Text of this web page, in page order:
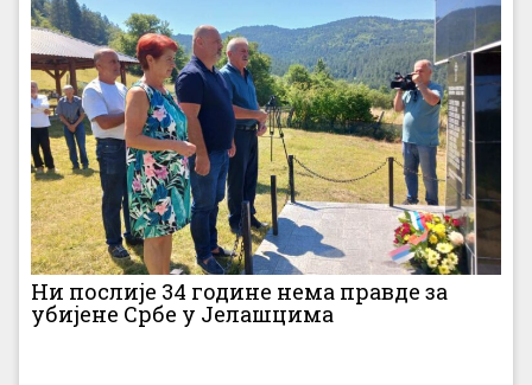
Ни послије 34 године нема правде за
убијене Србе у Јелашцима